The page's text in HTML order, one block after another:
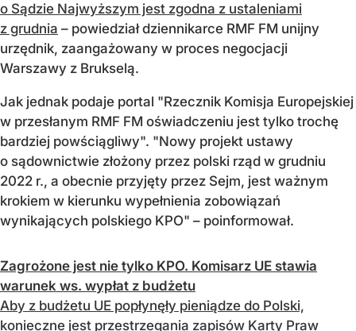
o Sądzie Najwyższym jest zgodna z ustaleniami
z grudnia – powiedział dziennikarce RMF FM unijny
urzędnik, zaangażowany w proces negocjacji
Warszawy z Brukselą.
Jak jednak podaje portal "Rzecznik Komisja Europejskiej
w przesłanym RMF FM oświadczeniu jest tylko trochę
bardziej powściągliwy". "Nowy projekt ustawy
o sądownictwie złożony przez polski rząd w grudniu
2022 r., a obecnie przyjęty przez Sejm, jest ważnym
krokiem w kierunku wypełnienia zobowiązań
wynikających polskiego KPO" – poinformował.
Zagrożone jest nie tylko KPO. Komisarz UE stawia
warunek ws. wypłat z budżetu
Aby z budżetu UE popłynęły pieniądze do Polski,
konieczne jest przestrzegania zapisów Karty Praw